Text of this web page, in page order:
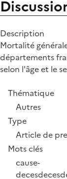
Description
Mortalité
départements
selon l'âge et le
Thématique
Autres
Type
Article de
Mots clés
cause-
decesdeces